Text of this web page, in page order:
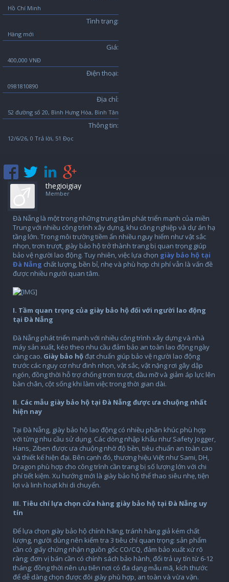
Hồ Chí Minh
Tình trạng:
Hàng mới
Giá:
400,000 VNĐ
Điện thoại:
0981810890
Địa chỉ:
52 đường số 20, Bình Hưng Hòa, Bình Tân
Thông tin:
12/6/26, 0 Trả lời, 51 Đọc
thegioigiay
Member
Đà Nẵng là một trong những trung tâm phát triển mạnh của miền
Trung với nhiều công trình xây dựng, khu công nghiệp và dự án hạ
tầng lớn. Trong môi trường tiềm ẩn nhiều nguy hiểm như vật sắc
nhọn, trơn trượt, giày bảo hộ trở thành trang bị quan trọng giúp
bảo vệ người lao động. Tuy nhiên, việc lựa chọn giày bảo hộ tại
Đà Nẵng chất lượng, bền bỉ, nhẹ và phù hợp chi phí vẫn là vấn đề
được nhiều người quan tâm.
I. Tầm quan trọng của giày bảo hộ đối với người lao động
tại Đà Nẵng
Đà Nẵng phát triển mạnh với nhiều công trình xây dựng và nhà
máy sản xuất, kéo theo nhu cầu đảm bảo an toàn lao động ngày
càng cao. Giày bảo hộđạt chuẩn giúp bảo vệ người lao động
trước các nguy cơ như đinh nhọn, vật sắc, vật nặng rơi gây dập
ngón, đồng thời hỗ trợ chống trơn trượt, dầu mỡ và giảm áp lực lên
bàn chân, cột sống khi làm việc trong thời gian dài.
II. Các mẫu giày bảo hộ tại Đà Nẵng được ưa chuộng nhất
hiện nay
Tại Đà Nẵng, giày bảo hộ lao động có nhiều phân khúc phù hợp
với từng nhu cầu sử dụng. Các dòng nhập khẩu như Safety Jogger,
Hans, Ziben được ưa chuộng nhờ độ bền, tiêu chuẩn an toàn cao
và thiết kế hiện đại. Bên cạnh đó, thương hiệu Việt như Sami, DH,
Dragon phù hợp cho công trình cần trang bị số lượng lớn với chi
phí tiết kiệm. Xu hướng mới là giày bảo hộ thể thao siêu nhẹ, tiện
lợi và linh hoạt khi di chuyển.
III. Tiêu chí lựa chọn cửa hàng giày bảo hộ tại Đà Nẵng uy
tín
Để lựa chọn giày bảo hộ chính hãng, tránh hàng giả kém chất
lượng, người dùng nên kiểm tra 3 tiêu chí quan trọng: sản phẩm
cần có giấy chứng nhận nguồn gốc CO/CQ, đảm bảo xuất xứ rõ
ràng; đơn vị bán cần có chính sách bảo hành, đổi trả uy tín từ 6-12
tháng; đồng thời nên ưu tiên nơi có đa dạng mẫu mã, kích thước
để dễ dàng chọn được đôi giày phù hợp, an toàn và vừa vặn.